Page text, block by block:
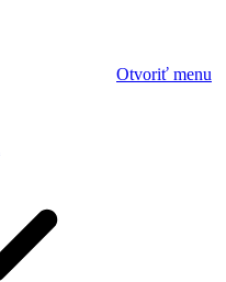
Otvoriť menu